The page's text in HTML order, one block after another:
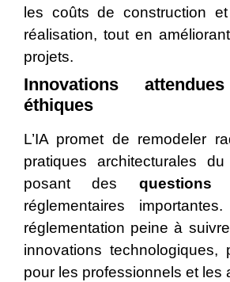
les coûts de construction
réalisation, tout en
projets.
Innovations
éthiques
L’IA promet de remodeler
pratiques architecturales
posant des questions
réglementaires
réglementation peine à
innovations technologiques,
pour les professionnels et les